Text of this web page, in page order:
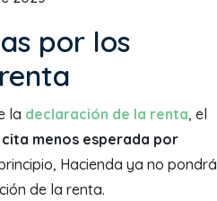
por los
la declaración de la renta, el
cita menos esperada por
Hacienda ya no pondrá
de la renta.